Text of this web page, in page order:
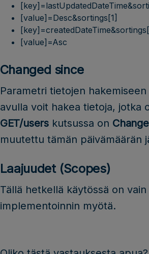
[value]=Desc&sortings[1]
[value]=Asc
Changed since
Parametri tietojen
avulla voit hakea tietoja, jotka
GET/userskutsussa on
muutettu tämän päivämäärän
Laajuudet (Scopes)
Tällä hetkellä käytössä on vain
implementoinnin myötä.